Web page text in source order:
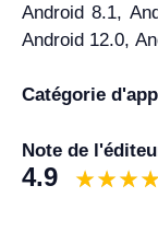
Android 8.1,
Android 12.0,
Catégorie
Note de
4.9